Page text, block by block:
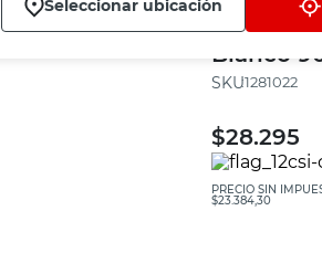
Seleccionar ubicación
Fondo
Blanco
:1281022
$28.295
PRECIO SIN
$23.384,30